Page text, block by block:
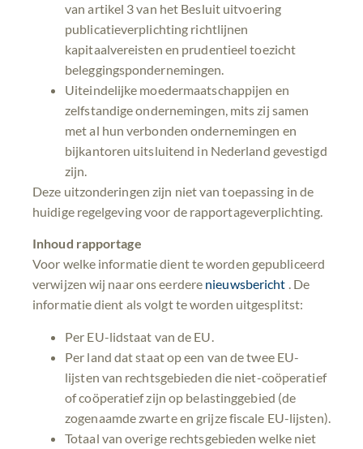
van artikel 3 van het Besluit uitvoering
publicatieverplichting richtlijnen
kapitaalvereisten en prudentieel toezicht
beleggingspondernemingen.
Uiteindelijke moedermaatschappijen en
zelfstandige ondernemingen, mits zij samen
met al hun verbonden ondernemingen en
bijkantoren uitsluitend in Nederland gevestigd
zijn.
Deze uitzonderingen zijn niet van toepassing in de
huidige regelgeving voor de rapportageverplichting.
Inhoud rapportage
Voor welke informatie dient te worden gepubliceerd
verwijzen wij naar ons eerdere nieuwsbericht . De
informatie dient als volgt te worden uitgesplitst:
Per EU-lidstaat van de EU.
Per land dat staat op een van de twee EU-
lijsten van rechtsgebieden die niet-coöperatief
of coöperatief zijn op belastinggebied (de
zogenaamde zwarte en grijze fiscale EU-lijsten).
Totaal van overige rechtsgebieden welke niet